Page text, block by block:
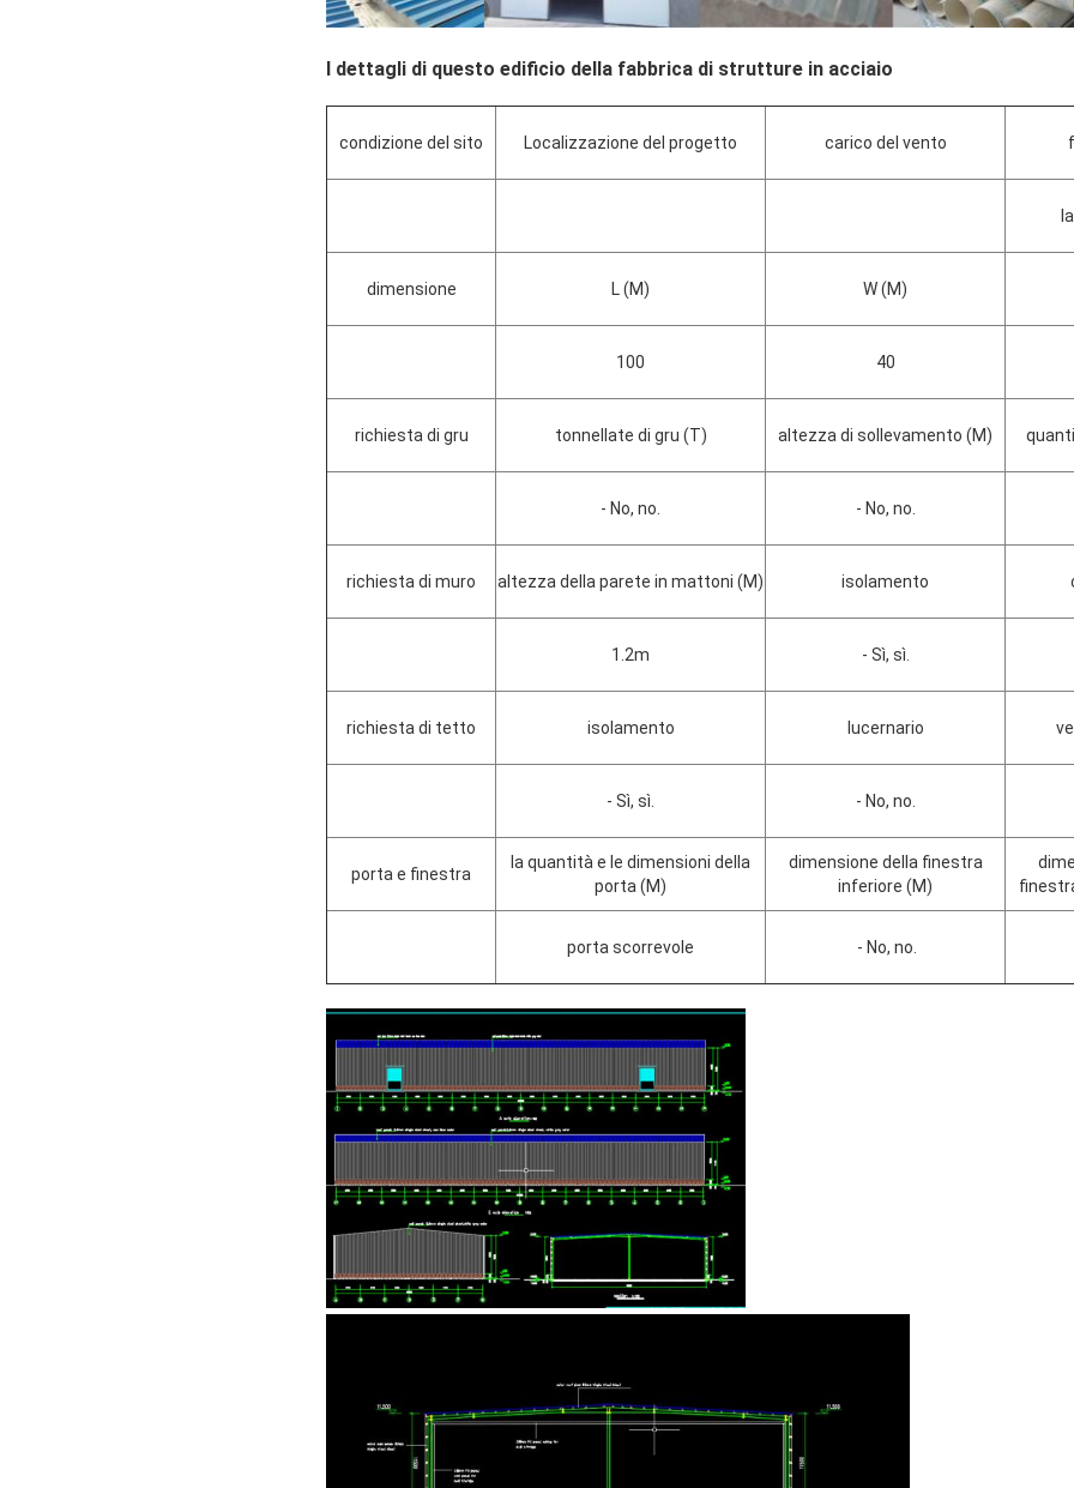
I dettagli di questo edificio della fabbrica di strutture in acciaio
condizione del sito Localizzazione del progetto carico del vento
dimensione L (M) W (M)
100 40
richiesta di gru tonnellate di gru (T) altezza di sollevamento (M)
- No, no. - No, no.
richiesta di muro altezza della parete in mattoni (M) isolamento
1.2m - Sì, sì.
richiesta di tetto isolamento lucernario
- Sì, sì. - No, no.
porta e finestra
la quantità e le dimensioni della
porta (M)
dimensione della finestra
inferiore (M)
porta scorrevole - No, no.